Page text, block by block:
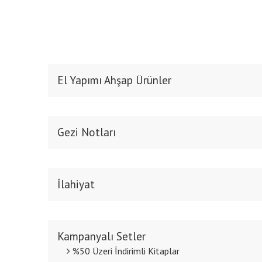
El Yapımı Ahşap Ürünler
Gezi Notları
İlahiyat
Kampanyalı Setler
%50 Üzeri İndirimli Kitaplar